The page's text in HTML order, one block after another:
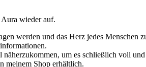
wieder auf.
werden und das Herz jedes Menschen
um es schließlich voll
meinem Shop erhältlich.